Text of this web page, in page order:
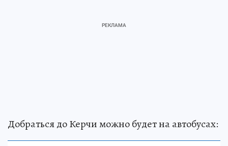
Добраться до Керчи можно будет на автобусах: